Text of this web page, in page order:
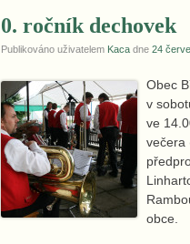
0. ročník dechovek
Publikováno uživatelem Kaca dne 24
Obec
v
ve
večera
obce.